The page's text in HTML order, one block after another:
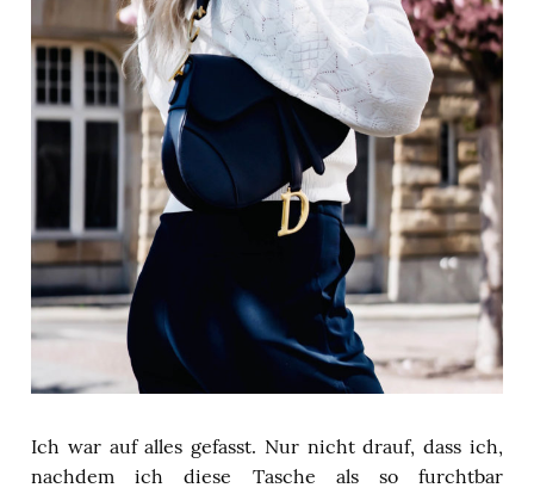
Ich war auf alles gefasst. Nur nicht drauf, dass ich,
nachdem ich diese Tasche als so furchtbar